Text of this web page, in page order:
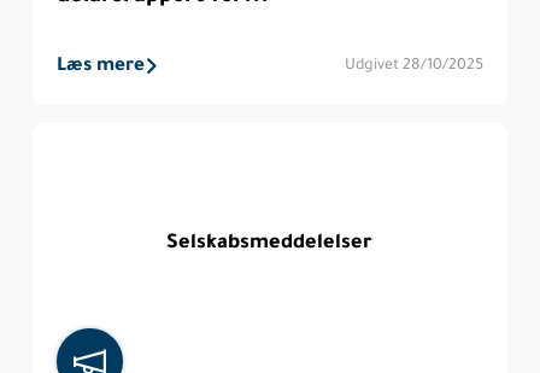
Læs mere Udgivet 28/10/2025
Selskabsmeddelelser